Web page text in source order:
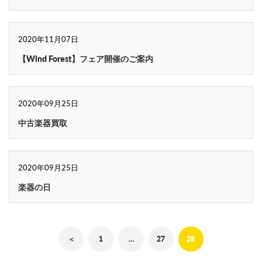
2020年11月07日
【Wind Forest】フェア開催のご案内
2020年09月25日
中古楽器買取
2020年09月25日
楽器の日
＜ 1 … 27 28